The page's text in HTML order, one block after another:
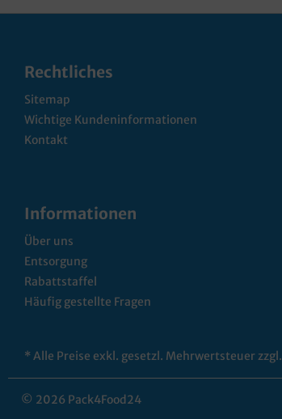
Rechtliches
Sitemap
Wichtige Kundeninformationen
Kontakt
Informationen
Über uns
Entsorgung
Rabattstaffel
Häufig gestellte Fragen
* Alle Preise exkl. gesetzl. Mehrwertsteuer zzgl.
© 2026 Pack4Food24